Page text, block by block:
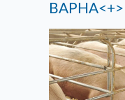
ВАРНА<+>